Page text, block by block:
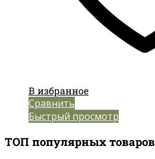
В избранное
Сравнить
Быстрый просмотр
ТОП популярных товаров